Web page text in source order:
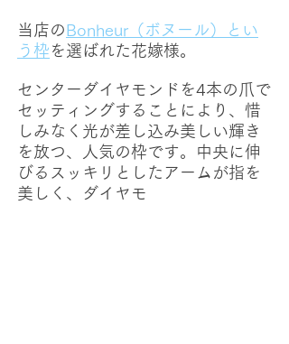
当店のBonheur（ボヌール）とい
う枠 を選ばれた花嫁様。
センターダイヤモンドを4本の爪で
セッティングすることにより、惜
しみなく光が差し込み美しい輝き
を放つ、人気の枠です。中央に伸
びるスッキリとしたアームが指を
美しく、ダイヤモ